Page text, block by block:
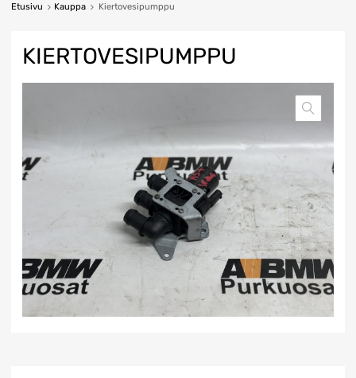
Etusivu Kauppa Kiertovesipumppu
KIERTOVESIPUMPPU